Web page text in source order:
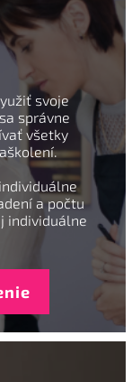
svoje
správne
všetky
a počtu
individuálne